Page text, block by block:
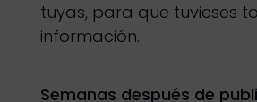
tuyas, para que tuvieses
información.
Semanas después de